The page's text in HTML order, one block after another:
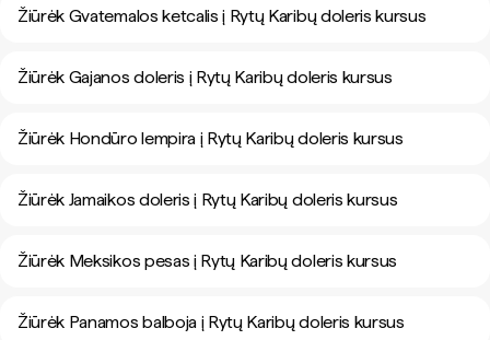
Žiūrėk Gvatemalos ketcalis į Rytų Karibų doleris kursus
Žiūrėk Gajanos doleris į Rytų Karibų doleris kursus
Žiūrėk Hondūro lempira į Rytų Karibų doleris kursus
Žiūrėk Jamaikos doleris į Rytų Karibų doleris kursus
Žiūrėk Meksikos pesas į Rytų Karibų doleris kursus
Žiūrėk Panamos balboja į Rytų Karibų doleris kursus